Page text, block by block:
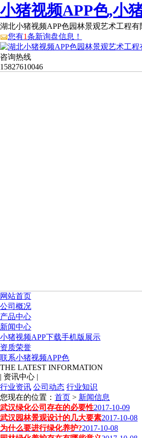
小猪视频APP色,小
湖北小猪视频APP色园林景观艺术工程
您有1条新询盘信息！
咨询热线
15827610046
网站首页
公司概况
产品中心
新闻中心
小猪视频APP下载手机版展示
资质荣誉
联系小猪视频APP色
THE LATEST INFORMATION
| 资讯中心 |
行业资讯 公司动态 行业知识
您现在的位置： 首页 > 新闻信息
武汉绿化公司存在的必要性2017-10-09
武汉园林景观设计的几大要素2017-10-08
为什么要进行绿化养护?2017-10-08